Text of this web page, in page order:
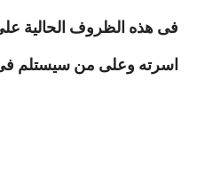
فى هذه الظروف الحالية
اسرته وعلى من سيستلم